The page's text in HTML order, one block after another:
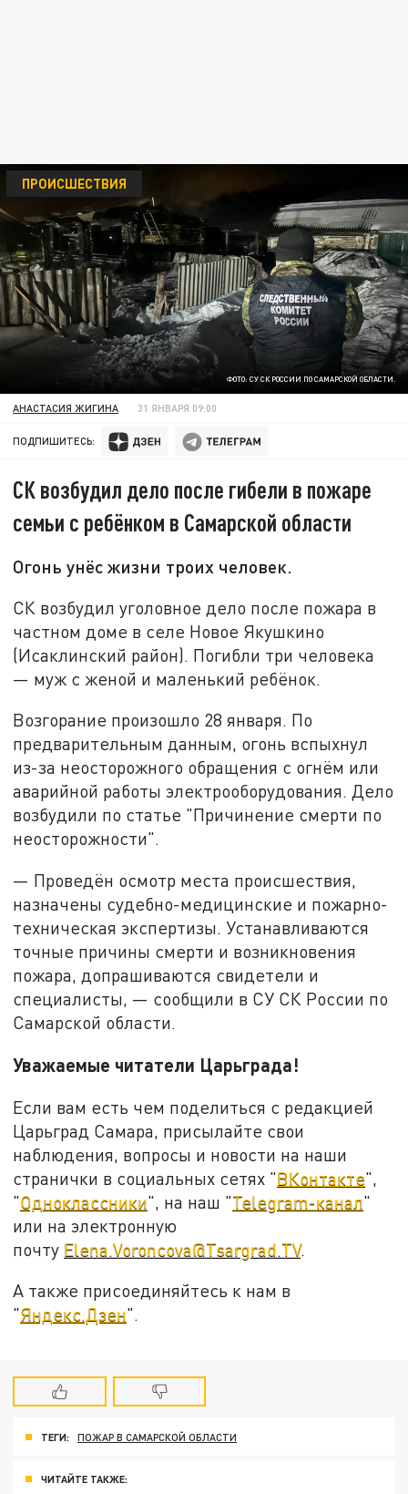
ФОТО: СУ СК РОССИИ ПО САМАРСКОЙ ОБЛАСТИ.
ПРОИСШЕСТВИЯ
АНАСТАСИЯ ЖИГИНА 31 ЯНВАРЯ 09:00
ПОДПИШИТЕСЬ:
СК возбудил дело после гибели в пожаре
семьи с ребёнком в Самарской области
Огонь унёс жизни троих человек.
СК возбудил уголовное дело после пожара в
частном доме в селе Новое Якушкино
(Исаклинский район). Погибли три человека
— муж с женой и маленький ребёнок.
Возгорание произошло 28 января. По
предварительным данным, огонь вспыхнул
из-за неосторожного обращения с огнём или
аварийной работы электрооборудования. Дело
возбудили по статье "Причинение смерти по
неосторожности".
— Проведён осмотр места происшествия,
назначены судебно-медицинские и пожарно-
техническая экспертизы. Устанавливаются
точные причины смерти и возникновения
пожара, допрашиваются свидетели и
специалисты, — сообщили в СУ СК России по
Самарской области.
Уважаемые читатели Царьграда!
Если вам есть чем поделиться с редакцией
Царьград Самара, присылайте свои
наблюдения, вопросы и новости на наши
странички в социальных сетях "ВКонтакте",
"Одноклассники", на наш "Telegram-канал"
или на электронную
почту Elena.Voroncova@Tsargrad.TV.
А также присоединяйтесь к нам в
"Яндекс.Дзен".
ТЕГИ: ПОЖАР В САМАРСКОЙ ОБЛАСТИ
ЧИТАЙТЕ ТАКЖЕ: